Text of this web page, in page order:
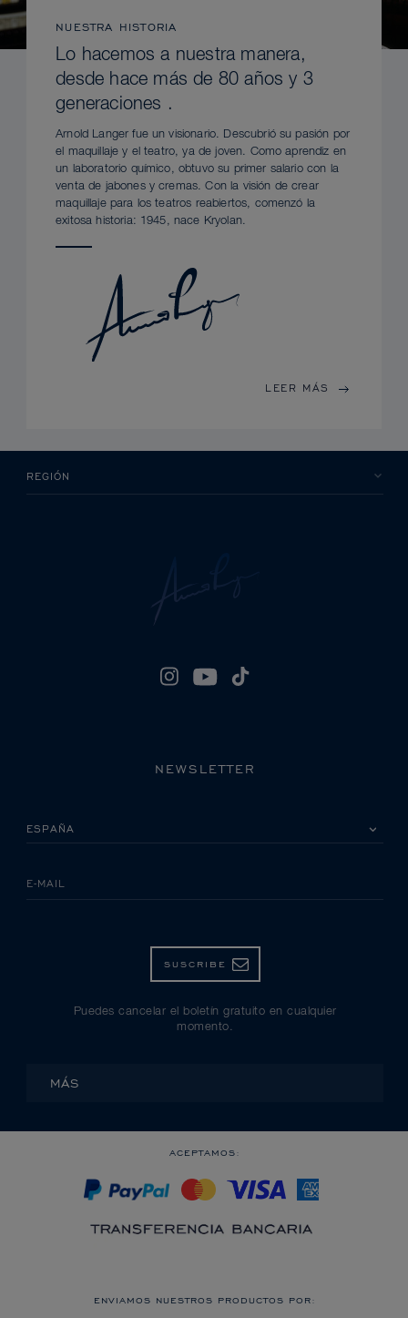
NUESTRA HISTORIA
Lo hacemos a nuestra manera,
desde hace más de 80 años y 3
generaciones .
Arnold Langer fue un visionario. Descubrió su pasión por
el maquillaje y el teatro, ya de joven. Como aprendiz en
un laboratorio químico, obtuvo su primer salario con la
venta de jabones y cremas. Con la visión de crear
maquillaje para los teatros reabiertos, comenzó la
exitosa historia: 1945, nace Kryolan.
LEER MÁS
REGIÓN
NEWSLETTER
POR FAVOR, SELECCIONA TU PAÍS
E-MAIL
SUSCRIBE
Puedes cancelar el boletín gratuito en cualquier
momento.
MÁS
ACEPTAMOS:
ENVIAMOS NUESTROS PRODUCTOS POR: